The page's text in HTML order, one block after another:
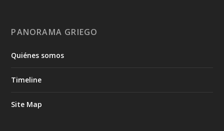
PANORAMA GRIEGO
Quiénes somos
Timeline
Site Map